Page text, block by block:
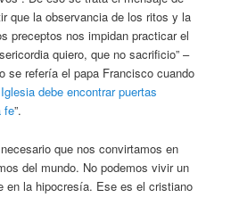
que la observancia de los ritos y la
preceptos nos impidan practicar el
quiero, que no sacrificio” –
se refería el papa Francisco cuando
debe encontrar puertas
fe”.
que nos convirtamos en
del mundo. No podemos vivir un
en la hipocresía. Ese es el cristiano